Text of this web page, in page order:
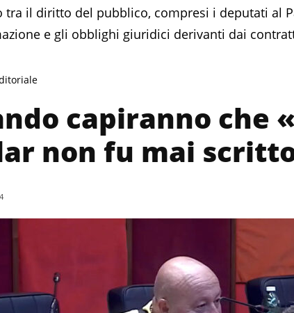
tra il diritto del pubblico, compresi i deputati al
e gli obblighi giuridici derivanti dai
capiranno che
non fu mai